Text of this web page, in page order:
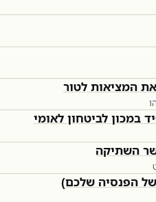
המציאות לטור
במכון לביטחון לאומי
השתיקה
הפנסיה שלכם)